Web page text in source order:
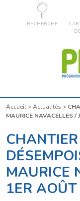
RECHERCHE
Accueil>Actualités >
MAURICE NAVACELLES /
MAURICE
1ER AOÛT